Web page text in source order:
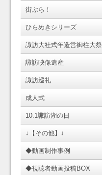
街ぶら！
ひらめきシリーズ
諏訪大社式年造営御柱大祭
諏訪映像遺産
諏訪巡礼
成人式
10.1諏訪湖の日
↓【その他】↓
◆動画制作事例
◆視聴者動画投稿BOX